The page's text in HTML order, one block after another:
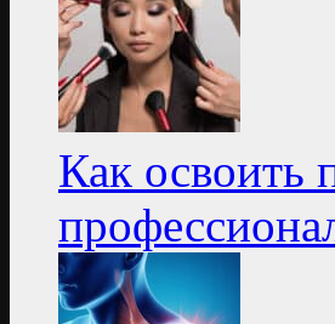
Как освоить